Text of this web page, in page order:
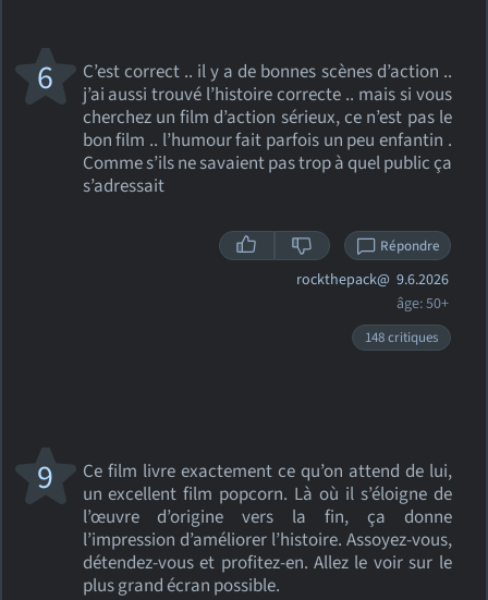
C’est correct .. il y a de bonnes scènes d’action ..
j’ai aussi trouvé l’histoire correcte .. mais si vous
cherchez un film d’action sérieux, ce n’est pas le
bon film .. l’humour fait parfois un peu enfantin .
Comme s’ils ne savaient pas trop à quel public ça
s’adressait
6
Répondre
rockthepack@ 9.6.2026
âge: 50+
148 critiques
Ce film livre exactement ce qu’on attend de lui,
un excellent film popcorn. Là où il s’éloigne de
l’œuvre d’origine vers la fin, ça donne
l’impression d’améliorer l’histoire. Assoyez-vous,
détendez-vous et profitez-en. Allez le voir sur le
plus grand écran possible.
9